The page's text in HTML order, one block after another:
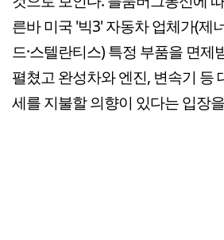
른바 미국 '빅3' 자동차 업체가(제
드·스텔란티스) 특정 부품을 면제
펼쳤고 완성차와 엔진, 변속기 등
세를 지불할 의향이 있다는 입장